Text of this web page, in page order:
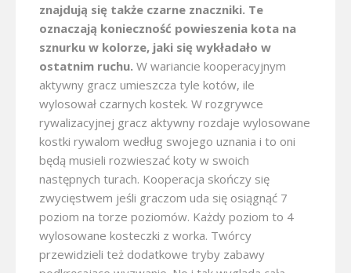
znajdują się także czarne znaczniki. Te
oznaczają konieczność powieszenia kota na
sznurku w kolorze, jaki się wykładało w
ostatnim ruchu. W wariancie kooperacyjnym
aktywny gracz umieszcza tyle kotów, ile
wylosował czarnych kostek. W rozgrywce
rywalizacyjnej gracz aktywny rozdaje wylosowane
kostki rywalom według swojego uznania i to oni
będą musieli rozwieszać koty w swoich
następnych turach. Kooperacja skończy się
zwycięstwem jeśli graczom uda się osiągnąć 7
poziom na torze poziomów. Każdy poziom to 4
wylosowane kosteczki z worka. Twórcy
przewidzieli też dodatkowe tryby zabawy